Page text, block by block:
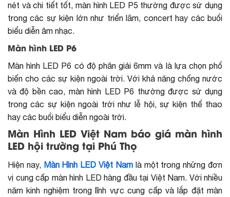
nét và chi tiết tốt, màn hình LED P5 thường được sử dụng
trong các sự kiện lớn như triển lãm, concert hay các buổi
biểu diễn âm nhạc.
Màn hình LED P6
Màn hình LED P6 có độ phân giải 6mm và là lựa chọn phổ
biến cho các sự kiện ngoài trời. Với khả năng chống nước
và độ bền cao, màn hình LED P6 thường được sử dụng
trong các sự kiện ngoài trời như lễ hội, sự kiện thể thao
hay các buổi biểu diễn ngoài trời.
Màn Hình LED Việt Nam báo giá màn hình
LED hội trường tại Phú Thọ
Hiện nay, Màn Hình LED Việt Namlà một trong những đơn
vị cung cấp màn hình LED hàng đầu tại Việt Nam. Với nhiều
năm kinh nghiệm trong lĩnh vực cung cấp và lắp đặt màn